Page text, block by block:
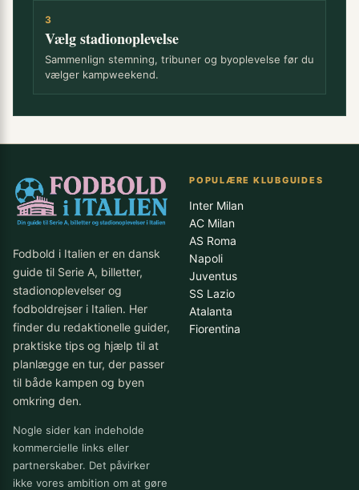
3
Vælg stadionoplevelse
Sammenlign stemning, tribuner og byoplevelse før du
vælger kampweekend.
Fodbold i Italien er en dansk
guide til Serie A, billetter,
stadionoplevelser og
fodboldrejser i Italien. Her
finder du redaktionelle guider,
praktiske tips og hjælp til at
planlægge en tur, der passer
til både kampen og byen
omkring den.
Nogle sider kan indeholde
kommercielle links eller
partnerskaber. Det påvirker
ikke vores ambition om at gøre
POPULÆRE KLUBGUIDES
Inter Milan
AC Milan
AS Roma
Napoli
Juventus
SS Lazio
Atalanta
Fiorentina